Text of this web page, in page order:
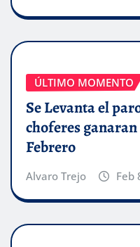
ÚLTIMO MOMENTO
Se Levanta el
choferes
Febrero
Alvaro Trejo Feb